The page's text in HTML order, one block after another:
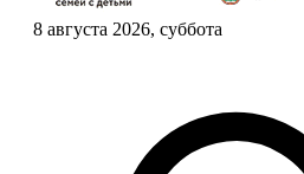
8 августа 2026, суббота